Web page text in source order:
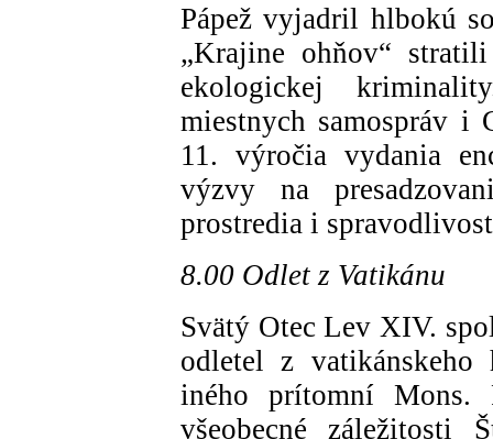
Pápež vyjadril hlbokú
„Krajine ohňov“
ekologickej
miestnych samospráv
11. výročia vydania
výzvy na
prostredia i
8.00 Odlet z Vatikánu
Svätý Otec Lev XIV.
odletel z
iného prítomní Mons.
všeobecné záležitosti